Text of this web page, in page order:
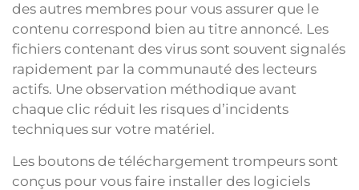
des autres membres pour vous assurer que le
contenu correspond bien au titre annoncé. Les
fichiers contenant des virus sont souvent signalés
rapidement par la communauté des lecteurs
actifs. Une observation méthodique avant
chaque clic réduit les risques d’incidents
techniques sur votre matériel.
Les boutons de téléchargement trompeurs sont
conçus pour vous faire installer des logiciels